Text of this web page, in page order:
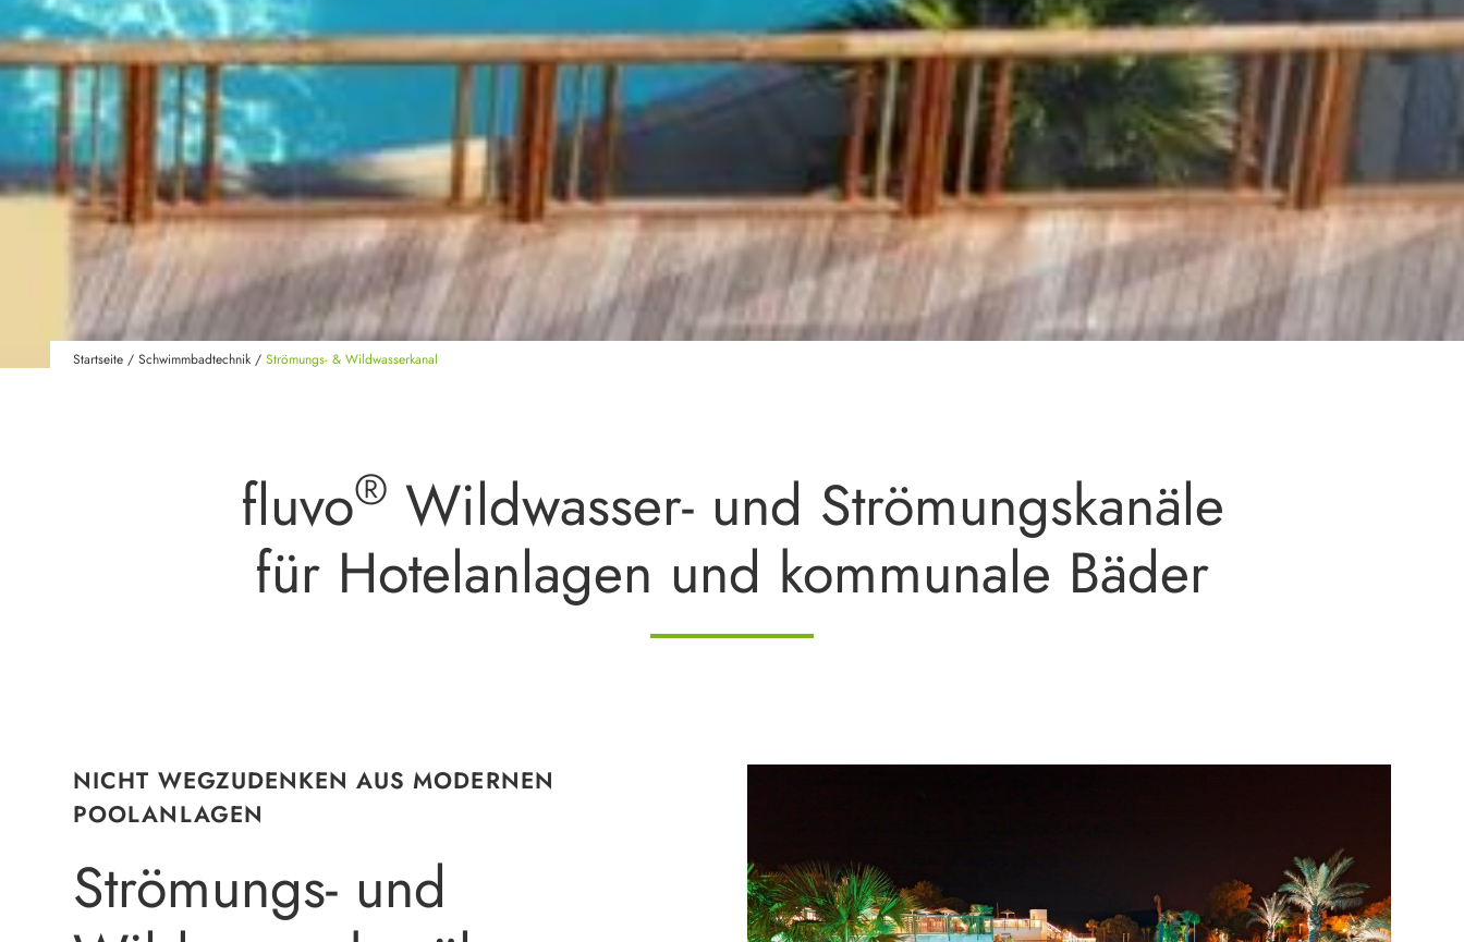
Startseite /Schwimmbadtechnik /Strömungs- & Wildwasserkanal
fluvo® Wildwasser- und Strömungskanäle
für Hotelanlagen und kommunale Bäder
NICHT WEGZUDENKEN AUS MODERNEN
POOLANLAGEN
Strömungs- und